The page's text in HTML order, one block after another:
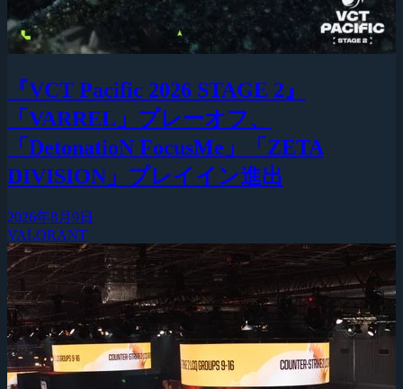
『VCT Pacific 2026 STAGE 2』
「VARREL」プレーオフ、
「DetonatioN FocusMe」「ZETA
DIVISION」プレイイン進出
2026年8月9日
VALORANT